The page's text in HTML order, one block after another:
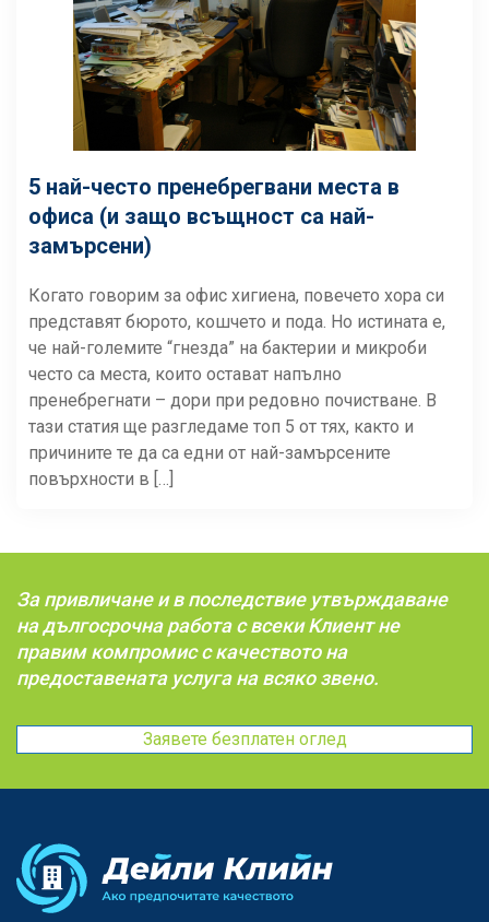
5 най-често пренебрегвани места в
офиса (и защо всъщност са най-
замърсени)
Когато говорим за офис хигиена, повечето хора си
представят бюрото, кошчето и пода. Но истината е,
че най-големите “гнезда” на бактерии и микроби
често са места, които остават напълно
пренебрегнати – дори при редовно почистване. В
тази статия ще разгледаме топ 5 от тях, както и
причините те да са едни от най-замърсените
повърхности в […]
За привличане и в последствие утвърждаване
на дългосрочна работа с всеки Kлиент не
правим компромис с качеството на
предоставената услуга на всяко звено.
Заявете безплатен оглед